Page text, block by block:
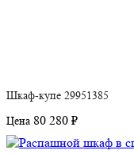
Шкаф-купе 29951385
Цена 80 280 ₽